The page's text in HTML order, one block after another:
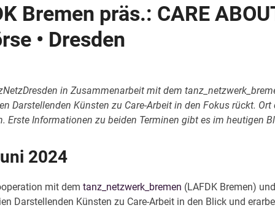
Bremen präs.: CARE
• Dresden
in Zusammenarbeit mit dem
Darstellenden Künsten zu Care-Arbeit in den Fokus rückt.
Erste Informationen zu beiden Terminen gibt es im heutigen
2024
mit demtanz_netzwerk_bremen (LAFDK Bremen)
Darstellenden Künsten zu Care-Arbeit in den Blick und